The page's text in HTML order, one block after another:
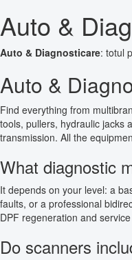
Auto &
Auto & Diagnosticare: totul
Auto &
Find everything from
tools, pullers, hydraulic jacks
transmission. All the
What diagnostic
It depends on your level: a
faults, or a professional
DPF regeneration and
Do scanners